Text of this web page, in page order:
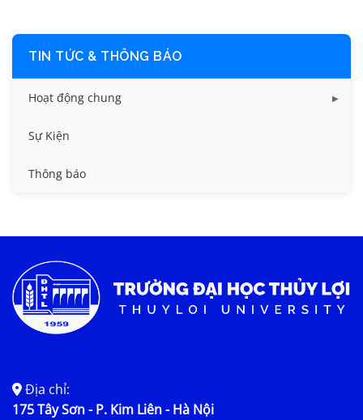
TIN TỨC & THÔNG BÁO
Hoạt động chung
Tin công tác sinh viên
Tin đào tạo
Tin tức chung
Sự Kiện
Thông báo
Địa chỉ:
175 Tây Sơn - P. Kim Liên - Hà Nội